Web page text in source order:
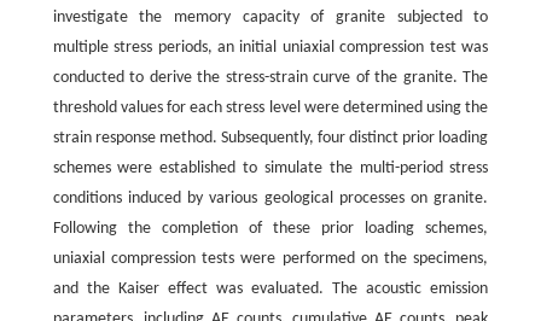
investigate the memory capacity of granite subjected to
multiple stress periods, an initial uniaxial compression test was
conducted to derive the stress-strain curve of the granite. The
threshold values for each stress level were determined using the
strain response method. Subsequently, four distinct prior loading
schemes were established to simulate the multi-period stress
conditions induced by various geological processes on granite.
Following the completion of these prior loading schemes,
uniaxial compression tests were performed on the specimens,
and the Kaiser effect was evaluated. The acoustic emission